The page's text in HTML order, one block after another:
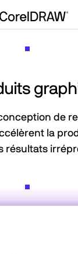
de
la
résultats